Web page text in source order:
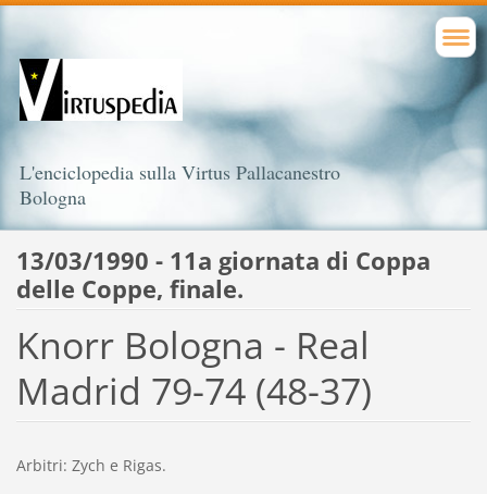
L'enciclopedia sulla Virtus Pallacanestro
Bologna
13/03/1990 - 11a giornata di Coppa
delle Coppe, finale.
Knorr Bologna - Real
Madrid 79-74 (48-37)
Arbitri: Zych e Rigas.